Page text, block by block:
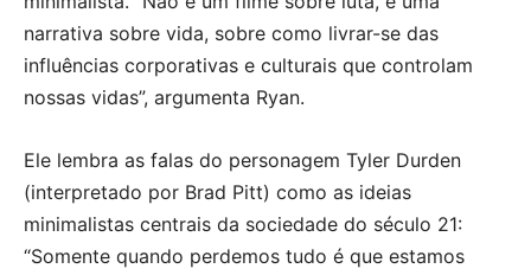
narrativa sobre vida, sobre como livrar-se das
influências corporativas e culturais que controlam
nossas vidas”, argumenta Ryan.
Ele lembra as falas do personagem Tyler Durden
(interpretado por Brad Pitt) como as ideias
minimalistas centrais da sociedade do século 21:
“Somente quando perdemos tudo é que estamos